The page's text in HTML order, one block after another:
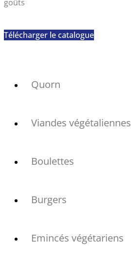
goûts
Télécharger le catalogue
Quorn
Viandes végétaliennes
Boulettes
Burgers
Emincés végétariens